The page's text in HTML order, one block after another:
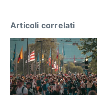
Articoli correlati